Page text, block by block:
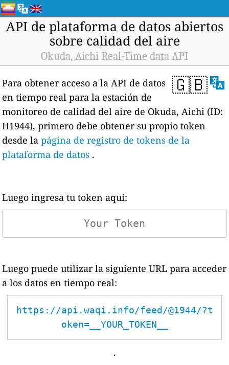
API de plataforma de datos abiertos
sobre calidad del aire
Okuda, Aichi Real-Time data API
🇬🇧
Para obtener acceso a la API de datos
en tiempo real para la estación de
monitoreo de calidad del aire de Okuda, Aichi (ID:
H1944), primero debe obtener su propio token
desde lapágina de registro de tokens de la
plataforma de datos .
Luego ingresa tu token aquí:
Luego puede utilizar la siguiente URL para acceder
a los datos en tiempo real:
https://api.waqi.info/feed/@1944/?t
oken=__YOUR_TOKEN__
.